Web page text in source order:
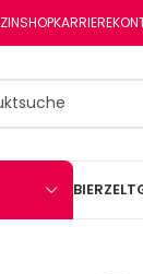
SHOPKARRIERE